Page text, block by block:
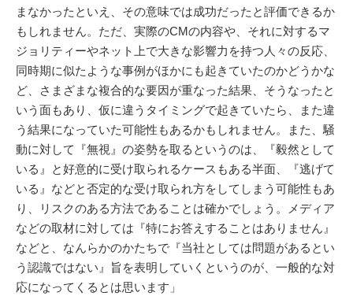
まなかったといえ、その意味では成功だったと評価できるか
もしれません。ただ、実際のCMの内容や、それに対するマ
ジョリティーやネット上で大きな影響力を持つ人々の反応、
同時期に似たような事例がほかにも起きていたのかどうかな
ど、さまざまな複合的な要因が重なった結果、そうなったと
いう面もあり、仮に違うタイミングで起きていたら、また違
う結果になっていた可能性もあるかもしれません。また、騒
動に対して『無視』の姿勢を取るというのは、『毅然として
いる』と好意的に受け取られるケースもある半面、『逃げて
いる』などと否定的な受け取られ方をしてしまう可能性もあ
り、リスクのある方法であることは確かでしょう。メディア
などの取材に対しては『特にお答えすることはありません』
などと、なんらかのかたちで『当社としては問題があるとい
う認識ではない』旨を表明していくというのが、一般的な対
応になってくるとは思います」